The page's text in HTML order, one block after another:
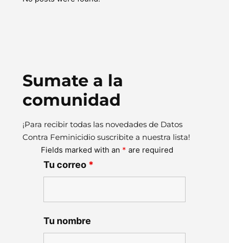
Sumate a la
comunidad
¡Para recibir todas las novedades de Datos
Contra Feminicidio suscribite a nuestra lista!
Fields marked with an * are required
Tu correo *
Tu nombre